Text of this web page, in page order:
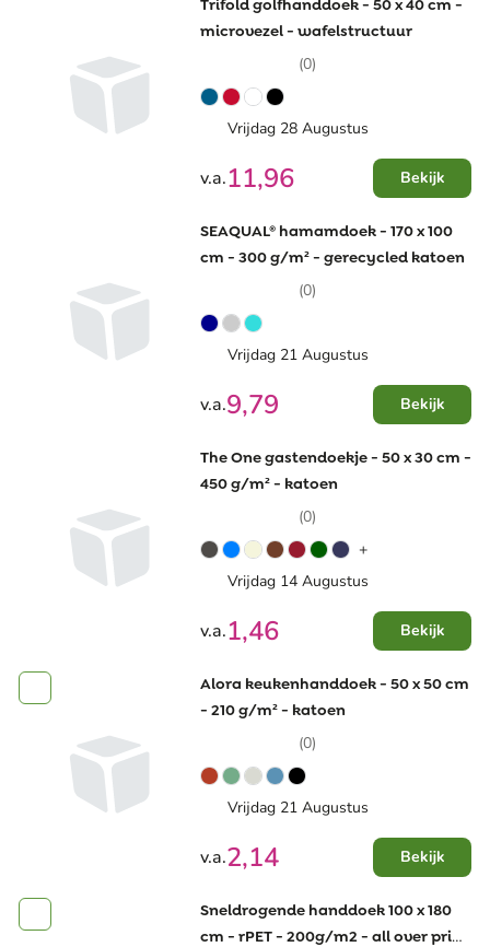
Trifold golfhanddoek - 50 x 40 cm -
microvezel - wafelstructuur
(0)
Vrijdag 28 Augustus
v.a.11,96 Bekijk
SEAQUAL® hamamdoek - 170 x 100
cm - 300 g/m² - gerecycled katoen
(0)
Vrijdag 21 Augustus
v.a.9,79 Bekijk
The One gastendoekje - 50 x 30 cm -
450 g/m² - katoen
(0)
+
Vrijdag 14 Augustus
v.a.1,46 Bekijk
Alora keukenhanddoek - 50 x 50 cm
- 210 g/m² - katoen
(0)
Vrijdag 21 Augustus
v.a.2,14 Bekijk
Sneldrogende handdoek 100 x 180
cm - rPET - 200g/m2 - all over print